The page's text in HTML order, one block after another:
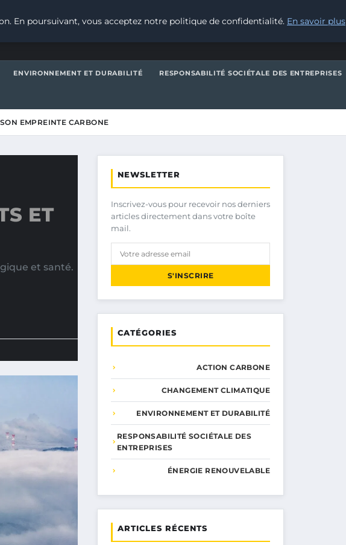
ENVIRONNEMENT ET DURABILITÉ RESPONSABILITÉ SOCIÉTALE DES ENTREPRISES
EMPREINTE CARBONE
ET
et santé.
NEWSLETTER
Inscrivez-vous pour recevoir nos derniers
articles directement dans votre boîte
mail.
S'INSCRIRE
CATÉGORIES
ACTION CARBONE
CHANGEMENT CLIMATIQUE
ENVIRONNEMENT ET DURABILITÉ
RESPONSABILITÉ SOCIÉTALE DES
ENTREPRISES
ÉNERGIE RENOUVELABLE
ARTICLES RÉCENTS
En poursuivant, vous acceptez notre politique de confidentialité. En savoir plus